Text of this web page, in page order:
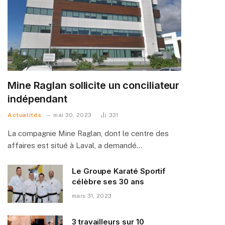
Mine Raglan sollicite un conciliateur
indépendant
Actualités mai 30, 2023 331
La compagnie Mine Raglan, dont le centre des
affaires est situé à Laval, a demandé…
Le Groupe Karaté Sportif
célèbre ses 30 ans
mars 31, 2023
3 travailleurs sur 10